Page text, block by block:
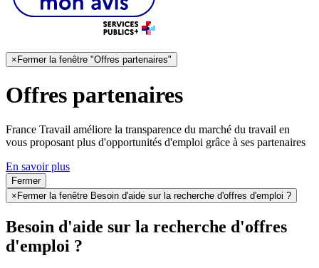
×Fermer la fenêtre "Offres partenaires"
Offres partenaires
France Travail améliore la transparence du marché du travail en
vous proposant plus d'opportunités d'emploi grâce à ses partenaires
En savoir plus
Fermer
× Fermer la fenêtre Besoin d'aide sur la recherche d'offres d'emploi ?
Besoin d'aide sur la recherche d'offres
d'emploi ?